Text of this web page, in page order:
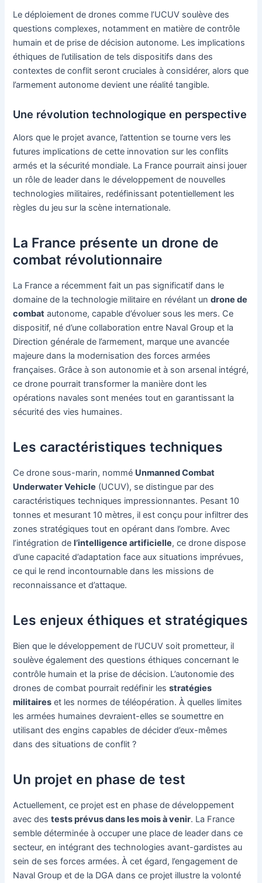
Le déploiement de drones comme l’UCUV soulève des
questions complexes, notamment en matière de contrôle
humain et de prise de décision autonome. Les implications
éthiques de l’utilisation de tels dispositifs dans des
contextes de conflit seront cruciales à considérer, alors que
l’armement autonome devient une réalité tangible.
Une révolution technologique en perspective
Alors que le projet avance, l’attention se tourne vers les
futures implications de cette innovation sur les conflits
armés et la sécurité mondiale. La France pourrait ainsi jouer
un rôle de leader dans le développement de nouvelles
technologies militaires, redéfinissant potentiellement les
règles du jeu sur la scène internationale.
La France présente un drone de
combat révolutionnaire
La France a récemment fait un pas significatif dans le
domaine de la technologie militaire en révélant undrone de
combat autonome, capable d’évoluer sous les mers. Ce
dispositif, né d’une collaboration entre Naval Group et la
Direction générale de l’armement, marque une avancée
majeure dans la modernisation des forces armées
françaises. Grâce à son autonomie et à son arsenal intégré,
ce drone pourrait transformer la manière dont les
opérations navales sont menées tout en garantissant la
sécurité des vies humaines.
Les caractéristiques techniques
Ce drone sous-marin, nommé Unmanned Combat
Underwater Vehicle (UCUV), se distingue par des
caractéristiques techniques impressionnantes. Pesant 10
tonnes et mesurant 10 mètres, il est conçu pour infiltrer des
zones stratégiques tout en opérant dans l’ombre. Avec
l’intégration del’intelligence artificielle, ce drone dispose
d’une capacité d’adaptation face aux situations imprévues,
ce qui le rend incontournable dans les missions de
reconnaissance et d’attaque.
Les enjeux éthiques et stratégiques
Bien que le développement de l’UCUV soit prometteur, il
soulève également des questions éthiques concernant le
contrôle humain et la prise de décision. L’autonomie des
drones de combat pourrait redéfinir lesstratégies
militaires et les normes de téléopération. À quelles limites
les armées humaines devraient-elles se soumettre en
utilisant des engins capables de décider d’eux-mêmes
dans des situations de conflit ?
Un projet en phase de test
Actuellement, ce projet est en phase de développement
avec destests prévus dans les mois à venir. La France
semble déterminée à occuper une place de leader dans ce
secteur, en intégrant des technologies avant-gardistes au
sein de ses forces armées. À cet égard, l’engagement de
Naval Group et de la DGA dans ce projet illustre la volonté